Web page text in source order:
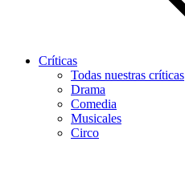
Críticas
Todas nuestras críticas
Drama
Comedia
Musicales
Circo